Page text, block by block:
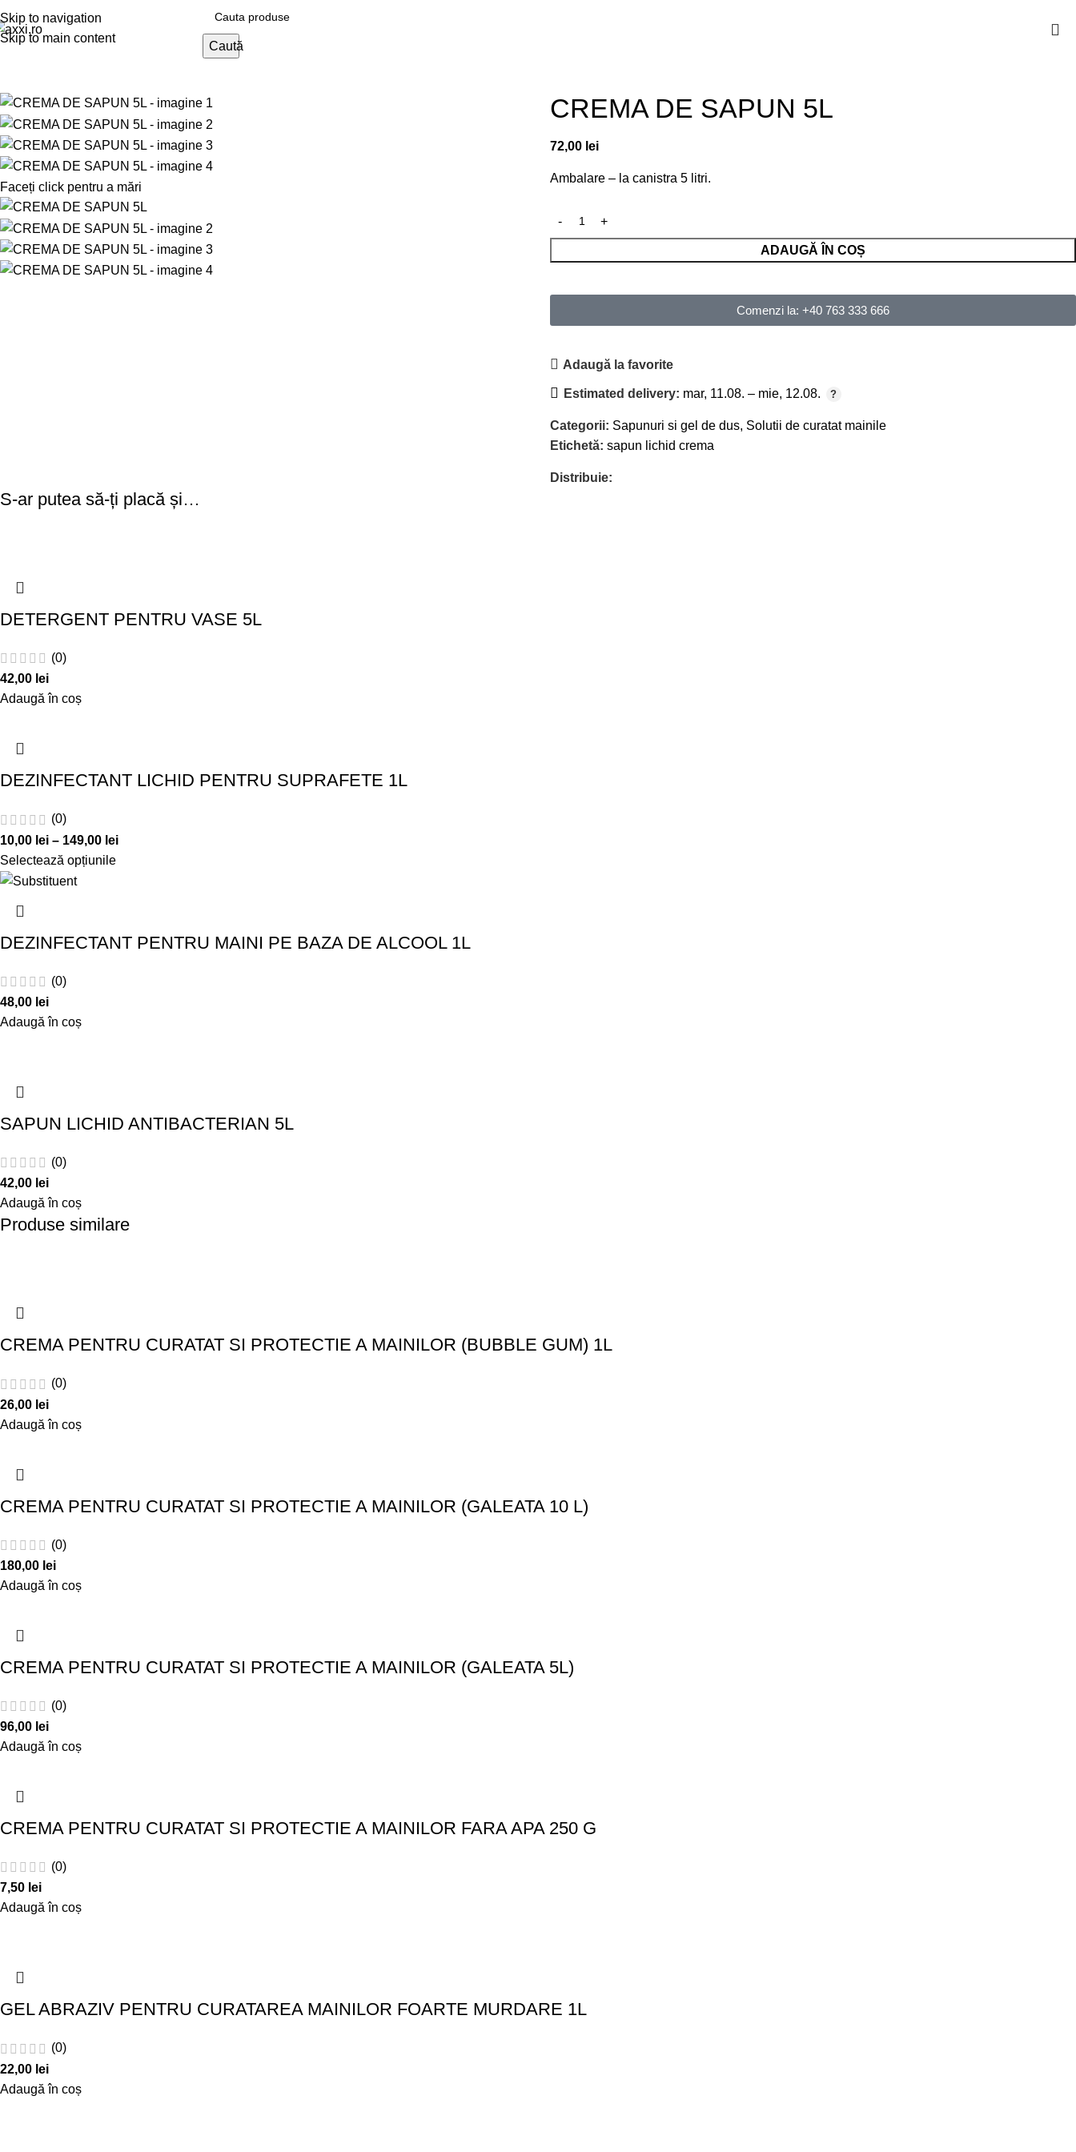
Skip to navigation
Skip to main content
Caută
Faceți click pentru a mări
CREMA DE SAPUN 5L
72,00 lei
Ambalare – la canistra 5 litri.
ADAUGĂ ÎN COȘ
Comenzi la: +40 763 333 666
Adaugă la favorite
Estimated delivery: mar, 11.08. – mie, 12.08.
Categorii: Sapunuri si gel de dus, Solutii de curatat mainile
Etichetă: sapun lichid crema
Distribuie:
S-ar putea să-ți placă și…
DETERGENT PENTRU VASE 5L
(0)
42,00 lei
Adaugă în coș
DEZINFECTANT LICHID PENTRU SUPRAFETE 1L
(0)
10,00 lei – 149,00 lei
Selectează opțiunile
DEZINFECTANT PENTRU MAINI PE BAZA DE ALCOOL 1L
(0)
48,00 lei
Adaugă în coș
SAPUN LICHID ANTIBACTERIAN 5L
(0)
42,00 lei
Adaugă în coș
Produse similare
CREMA PENTRU CURATAT SI PROTECTIE A MAINILOR (BUBBLE GUM) 1L
(0)
26,00 lei
Adaugă în coș
CREMA PENTRU CURATAT SI PROTECTIE A MAINILOR (GALEATA 10 L)
(0)
180,00 lei
Adaugă în coș
CREMA PENTRU CURATAT SI PROTECTIE A MAINILOR (GALEATA 5L)
(0)
96,00 lei
Adaugă în coș
CREMA PENTRU CURATAT SI PROTECTIE A MAINILOR FARA APA 250 G
(0)
7,50 lei
Adaugă în coș
GEL ABRAZIV PENTRU CURATAREA MAINILOR FOARTE MURDARE 1L
(0)
22,00 lei
Adaugă în coș